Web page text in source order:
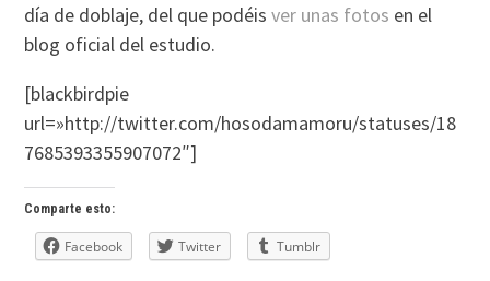
día de doblaje, del que podéisver unas fotos en el
blog oficial del estudio.
[blackbirdpie
url=»http://twitter.com/hosodamamoru/statuses/18
7685393355907072″]
Comparte esto:
Facebook Twitter Tumblr